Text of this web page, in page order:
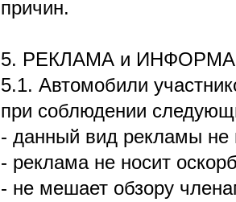
причин.
5. РЕКЛАМА и
5.1. Автомобили
при соблюдении
- данный вид рекламы не
- реклама не носит
- не мешает обзору